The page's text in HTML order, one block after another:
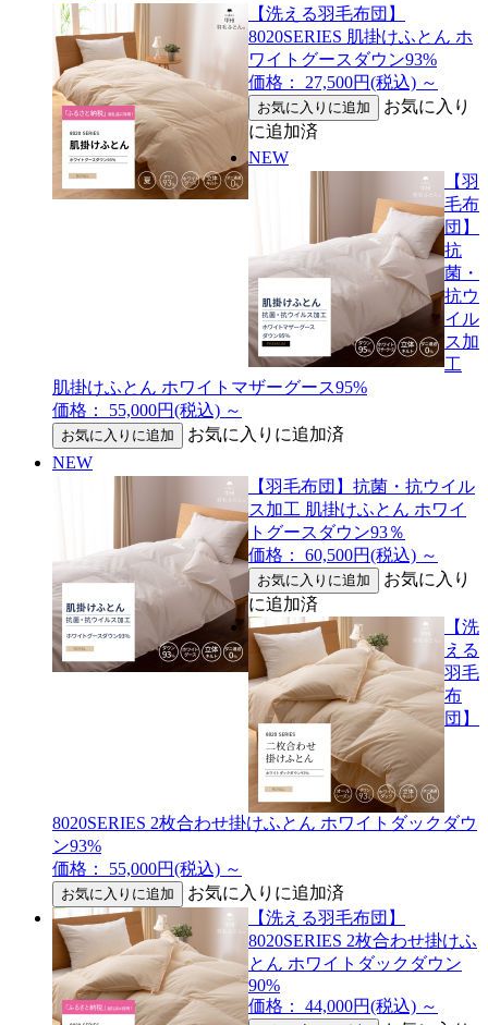
【洗える羽毛布団】
8020SERIES 肌掛けふとん ホ
ワイトグースダウン93%
価格： 27,500円(税込) ～
お気に入り
に追加済
NEW
【羽
毛布
団】
抗
菌・
抗ウ
イル
ス加
工
肌掛けふとん ホワイトマザーグース95%
価格： 55,000円(税込) ～
お気に入りに追加済
NEW
【羽毛布団】抗菌・抗ウイル
ス加工 肌掛けふとん ホワイ
トグースダウン93％
価格： 60,500円(税込) ～
お気に入り
に追加済
【洗
える
羽毛
布
団】
8020SERIES 2枚合わせ掛けふとん ホワイトダックダウ
ン93%
価格： 55,000円(税込) ～
お気に入りに追加済
【洗える羽毛布団】
8020SERIES 2枚合わせ掛けふ
とん ホワイトダックダウン
90%
価格： 44,000円(税込) ～